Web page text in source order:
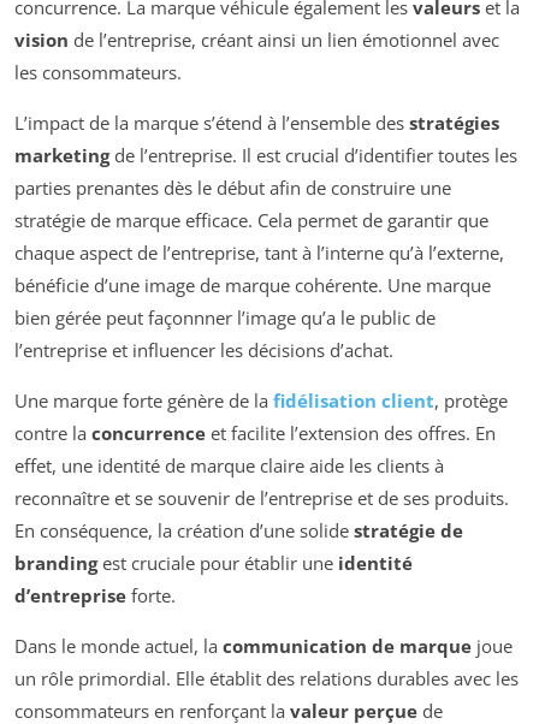
concurrence. La marque véhicule également les valeurs et la
vision de l’entreprise, créant ainsi un lien émotionnel avec
les consommateurs.
L’impact de la marque s’étend à l’ensemble des stratégies
marketingde l’entreprise. Il est crucial d’identifier toutes les
parties prenantes dès le début afin de construire une
stratégie de marque efficace. Cela permet de garantir que
chaque aspect de l’entreprise, tant à l’interne qu’à l’externe,
bénéficie d’une image de marque cohérente. Une marque
bien gérée peut façonnner l’image qu’a le public de
l’entreprise et influencer les décisions d’achat.
Une marque forte génère de la fidélisation client, protège
contre la concurrence et facilite l’extension des offres. En
effet, une identité de marque claire aide les clients à
reconnaître et se souvenir de l’entreprise et de ses produits.
En conséquence, la création d’une solide stratégie de
brandingest cruciale pour établir une identité
d’entreprise forte.
Dans le monde actuel, la communication de marque joue
un rôle primordial. Elle établit des relations durables avec les
consommateurs en renforçant la valeur perçue de